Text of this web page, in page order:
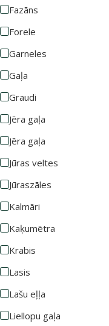
Fazāns
Forele
Garneles
Gaļa
Graudi
Jēra gaļa
Jēra gaļa
Jūras veltes
Jūraszāles
Kalmāri
Kaķumētra
Krabis
Lasis
Lašu eļļa
Liellopu gaļa